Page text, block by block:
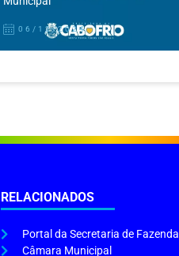
06/12/2024
RELACIONADOS
Portal da Secretaria de Fazenda
Câmara Municipal